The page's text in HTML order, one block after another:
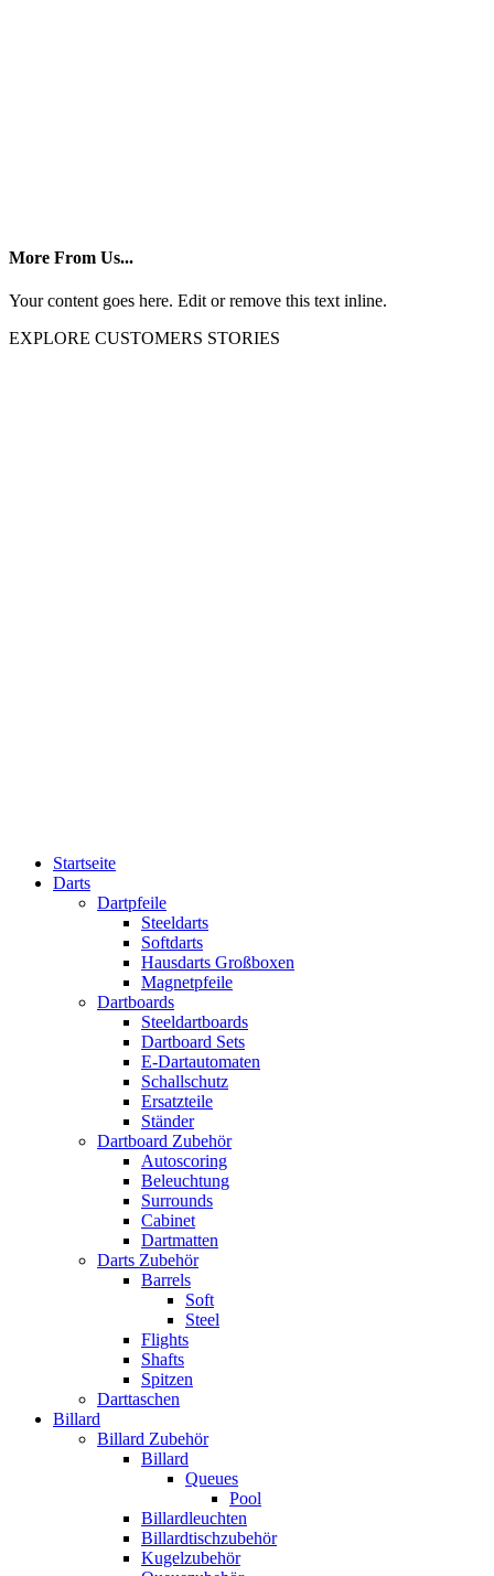
More From Us...
Your content goes here. Edit or remove this text inline.
EXPLORE CUSTOMERS STORIES
Startseite
Darts
Dartpfeile
Steeldarts
Softdarts
Hausdarts Großboxen
Magnetpfeile
Dartboards
Steeldartboards
Dartboard Sets
E-Dartautomaten
Schallschutz
Ersatzteile
Ständer
Dartboard Zubehör
Autoscoring
Beleuchtung
Surrounds
Cabinet
Dartmatten
Darts Zubehör
Barrels
Soft
Steel
Flights
Shafts
Spitzen
Darttaschen
Billard
Billard Zubehör
Billard
Queues
Pool
Billardleuchten
Billardtischzubehör
Kugelzubehör